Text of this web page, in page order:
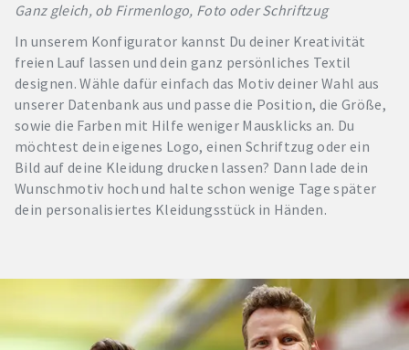
Ganz gleich, ob Firmenlogo, Foto oder Schriftzug
In unserem Konfigurator kannst Du deiner Kreativität
freien Lauf lassen und dein ganz persönliches Textil
designen. Wähle dafür einfach das Motiv deiner Wahl aus
unserer Datenbank aus und passe die Position, die Größe,
sowie die Farben mit Hilfe weniger Mausklicks an. Du
möchtest dein eigenes Logo, einen Schriftzug oder ein
Bild auf deine Kleidung drucken lassen? Dann lade dein
Wunschmotiv hoch und halte schon wenige Tage später
dein personalisiertes Kleidungsstück in Händen.